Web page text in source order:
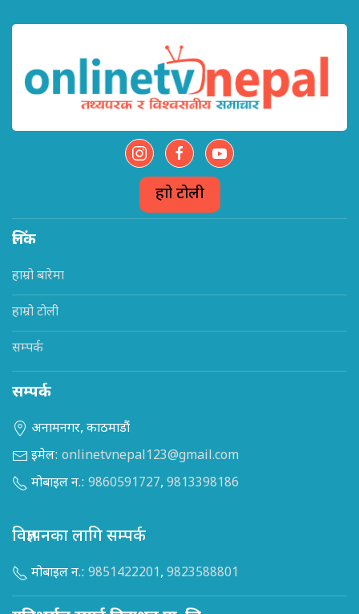
हाम्रो टोली
लिंक
हाम्रो बारेमा
हाम्रो टोली
सम्पर्क
सम्पर्क
अनामनगर, काठमाडौं
इमेल: onlinetvnepal123@gmail.com
मोबाइल न.: 9860591727, 9813398186
विज्ञापनका लागि सम्पर्क
मोबाइल न.: 9851422201, 9823588801